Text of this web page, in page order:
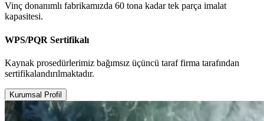
Vinç donanımlı fabrikamızda 60 tona kadar tek parça imalat
kapasitesi.
WPS/PQR Sertifikalı
Kaynak prosedürlerimiz bağımsız üçüncü taraf firma tarafından
sertifikalandırılmaktadır.
Kurumsal Profil